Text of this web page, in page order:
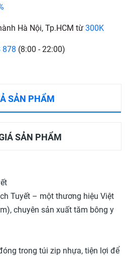
Hà Nội, Tp.HCM từ 300K
878 (8:00 - 22:00)
SẢN PHẨM
SẢN PHẨM
Tuyết – một thương hiệu Việt
chuyên sản xuất tăm bông y
trong túi zip nhựa, tiện lợi để